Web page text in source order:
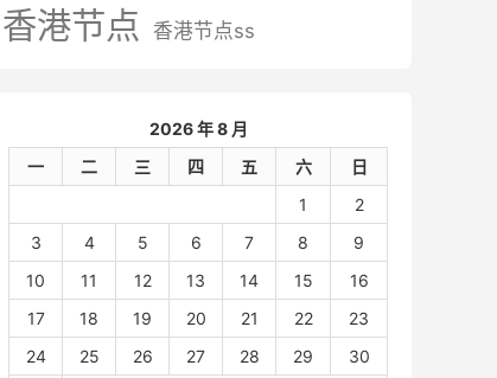
香港节点 香港节点ss
2026 年 8 月
一
二 三 四 五 六
日
1
2
3
4 5 6 7 8
9
10
11 12 13 14 15
16
17
18 19 20 21 22
23
24
25 26 27 28 29
30